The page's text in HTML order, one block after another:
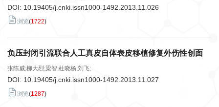
DOI: 10.19405/j.cnki.issn1000-1492.2013.11.026
浏览(1722)
负压封闭引流联合人工真皮自体表皮移植修复外伤性创面
张陈威;柳大烈;梁智;杜晓杨;刘飞;
DOI: 10.19405/j.cnki.issn1000-1492.2013.11.027
浏览(1287)